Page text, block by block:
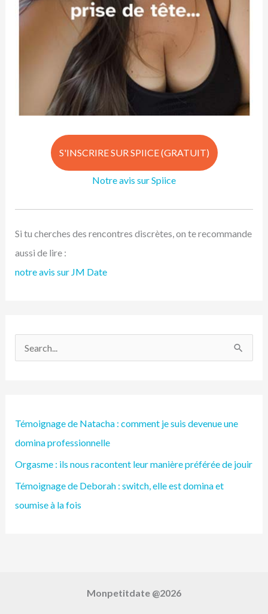
S'INSCRIRE SUR SPIICE (GRATUIT)
Notre avis sur Spiice
Si tu cherches des rencontres discrètes, on te recommande
aussi de lire :
notre avis sur JM Date
e
r
c
h
e
Témoignage de Natacha : comment je suis devenue une
domina professionnelle
Orgasme : ils nous racontent leur manière préférée de jouir
Témoignage de Deborah : switch, elle est domina et
soumise à la fois
Monpetitdate @2026